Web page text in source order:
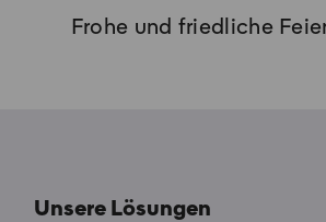
Frohe und friedliche
Unsere Lösungen